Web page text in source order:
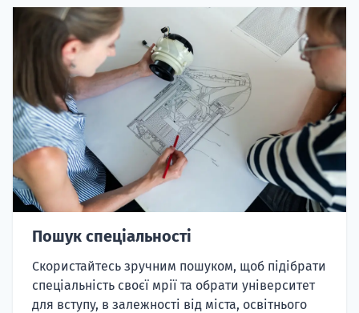
Пошук спеціальності
Скористайтесь зручним пошуком, щоб підібрати
спеціальність своєї мрії та обрати університет
для вступу, в залежності від міста, освітнього